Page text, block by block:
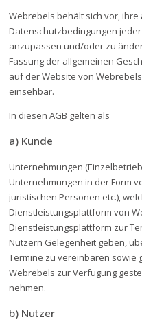
Webrebels behält sich vor,
Datenschutzbedingungen
anzupassen und/oder zu
Fassung der allgemeinen
auf der Website von
einsehbar.
In diesen AGB gelten als
a) Kunde
Unternehmungen
Unternehmungen in der Form
juristischen Personen etc.),
Dienstleistungsplattform von
Dienstleistungsplattform zur
Nutzern Gelegenheit geben,
Termine zu vereinbaren sowie
Webrebels zur Verfügung
nehmen.
b) Nutzer